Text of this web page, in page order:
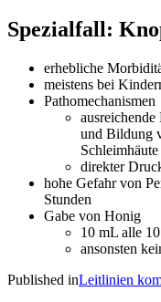
Spezialfall:
erhebliche
meistens bei
Pathomechanismen
und Bildung
direkter
hohe Gefahr von
Stunden
Gabe von Honig
10 mL alle
ansonsten
Published inLeitlinien